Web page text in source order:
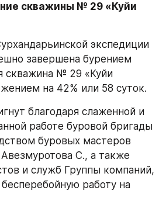
скважины № 29 «Куйи
экспедиции
завершена бурением
скважина № 29 «Куйи
на 42% или 58 суток.
благодаря слаженной и
работе буровой бригады
буровых мастеров
С., а также
и служб Группы компаний,
работу на